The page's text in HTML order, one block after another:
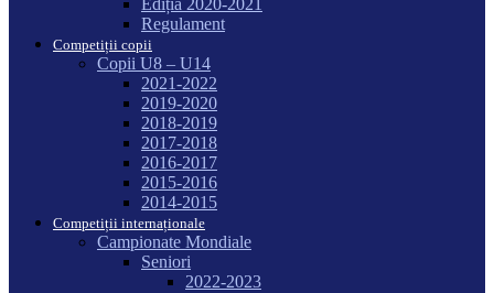
Ediția 2020-2021
Regulament
Competiții copii
Copii U8 – U14
2021-2022
2019-2020
2018-2019
2017-2018
2016-2017
2015-2016
2014-2015
Competiții internaționale
Campionate Mondiale
Seniori
2022-2023